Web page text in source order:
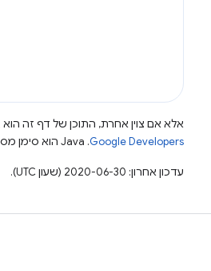
אלא אם צוין אחרת, התוכן של דף זה הוא
Google Developers‏.‏ Java הוא סימן מסחרי רשום של חברת Oracle ו/או של השותפים העצמאיים שלה.
עדכון אחרון: 2020-06-30 (שעון UTC).